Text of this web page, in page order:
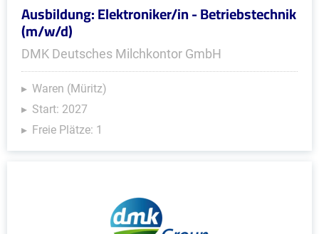
Ausbildung: Elektroniker/in - Betriebstechnik
(m/w/d)
DMK Deutsches Milchkontor GmbH
Waren (Müritz)
Start: 2027
Freie Plätze: 1